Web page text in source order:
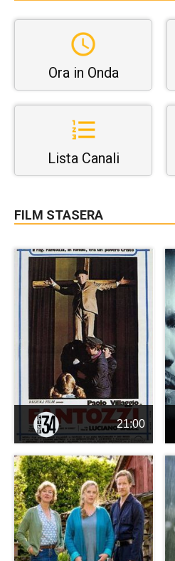
Ora in Onda
Lista Canali
FILM STASERA
21:00